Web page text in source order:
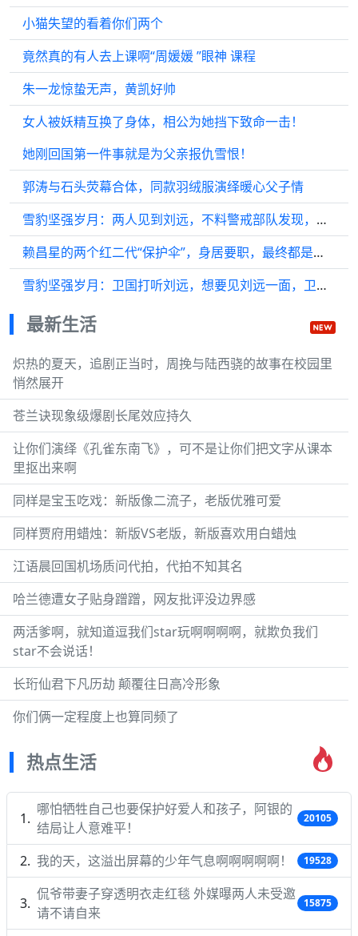
小猫失望的看着你们两个
竟然真的有人去上课啊“周媛媛 ”眼神 课程
朱一龙惊蛰无声，黄凯好帅
女人被妖精互换了身体，相公为她挡下致命一击！
她刚回国第一件事就是为父亲报仇雪恨！
郭涛与石头荧幕合体，同款羽绒服演绎暖心父子情
雪豹坚强岁月：两人见到刘远，不料警戒部队发现，三哥去引开部队
赖昌星的两个红二代“保护伞”，身居要职，最终都是什么下场？
雪豹坚强岁月：卫国打听刘远，想要见刘远一面，卫国打算怎么办
最新生活
炽热的夏天，追剧正当时，周挽与陆西骁的故事在校园里
悄然展开
苍兰诀现象级爆剧长尾效应持久
让你们演绎《孔雀东南飞》，可不是让你们把文字从课本
里抠出来啊
同样是宝玉吃戏：新版像二流子，老版优雅可爱
同样贾府用蜡烛：新版VS老版，新版喜欢用白蜡烛
江语晨回国机场质问代拍，代拍不知其名
哈兰德遭女子贴身蹭蹭，网友批评没边界感
两活爹啊，就知道逗我们star玩啊啊啊啊，就欺负我们
star不会说话！
长珩仙君下凡历劫 颠覆往日高冷形象
你们俩一定程度上也算同频了
热点生活
哪怕牺牲自己也要保护好爱人和孩子，阿银的
结局让人意难平！
20105
我的天，这溢出屏幕的少年气息啊啊啊啊啊！ 19528
侃爷带妻子穿透明衣走红毯 外媒曝两人未受邀
请不请自来
15875